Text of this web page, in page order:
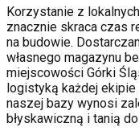
Korzystanie z
znacznie skraca czas
na budowie.
własnego magazynu
miejscowości Górki
logistyką każdej ekipie
naszej bazy wynosi
błyskawiczną i tanią